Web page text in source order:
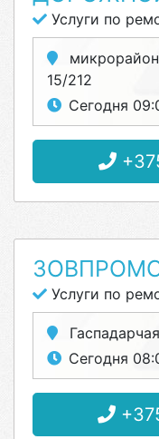
Услуги по
15/212
Сегодня
Услуги по
Сегодня